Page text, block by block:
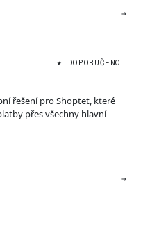
→
★ DOPORUČENO
řešení pro Shoptet, které
přes všechny hlavní
→